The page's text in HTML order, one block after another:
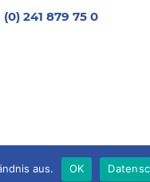
(0) 241 879 75 0
aus. OK